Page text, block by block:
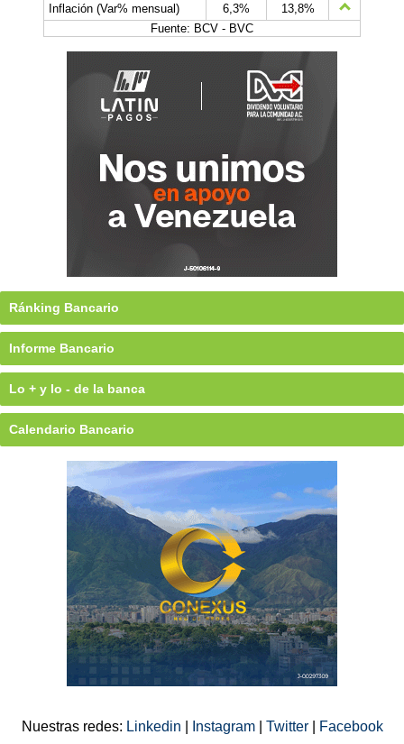
Inflación (Var% mensual)
6,3%
13,8%
Fuente: BCV - BVC
Ránking Bancario
Informe Bancario
Lo + y lo - de la banca
Calendario Bancario
Nuestras redes: Linkedin Instagram Twitter Facebook